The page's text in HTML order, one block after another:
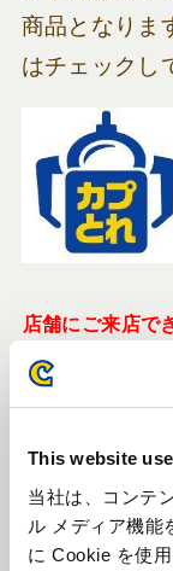
This website
当社は、コンテ
ル メディア機能
に Cookie を使
商品となりま
はチェックし
店舗にご来店で
『カプコンネ
「トレーデ